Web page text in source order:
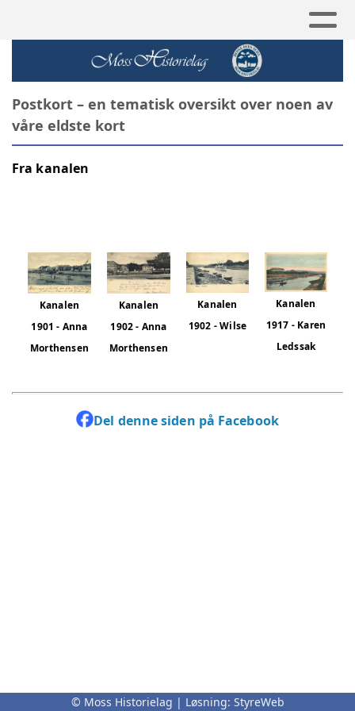
Postkort – en tematisk oversikt over noen av
våre eldste kort
Fra kanalen
Kanalen
1901 - Anna
Morthensen
Kanalen
1902 - Anna
Morthensen
Kanalen
1902 - Wilse
Kanalen
1917 - Karen
Ledssak
Del denne siden på Facebook
© Moss Historielag | Løsning: StyreWeb